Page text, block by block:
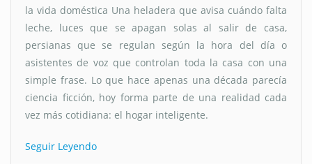
la vida doméstica Una heladera que avisa cuándo falta
leche, luces que se apagan solas al salir de casa,
persianas que se regulan según la hora del día o
asistentes de voz que controlan toda la casa con una
simple frase. Lo que hace apenas una década parecía
ciencia ficción, hoy forma parte de una realidad cada
vez más cotidiana: el hogar inteligente.
Seguir Leyendo